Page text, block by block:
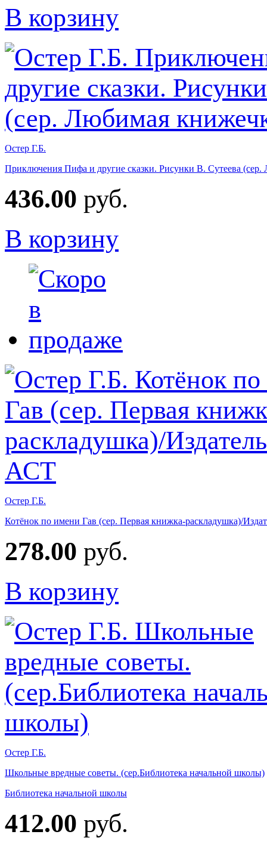
В корзину
Остер Г.Б.
Приключения Пифа и другие сказки. Рисунки В. Сутеева
436.00 руб.
В корзину
Остер Г.Б.
Котёнок по имени Гав (сер. Первая книжка-раскладушка)/
278.00 руб.
В корзину
Остер Г.Б.
Школьные вредные советы. (сер.Библиотека начальной школы)
Библиотека начальной школы
412.00 руб.